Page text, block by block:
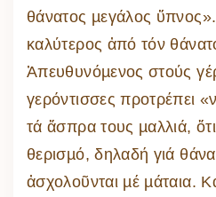
θάνατος µεγάλος
καλύτερος ἀπό τόν
Ἀπευθυνόµενος στούς
γερόντισσες προτρέπει
τά ἄσπρα τους µαλλιά, ὅτι
θερισµό, δηλαδή γιά
ἀσχολοῦνται µέ µάταια.